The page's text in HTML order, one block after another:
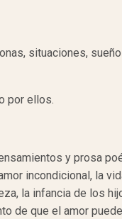
situaciones,
por ellos.
y prosa
incondicional, la
la infancia de los
de que el amor